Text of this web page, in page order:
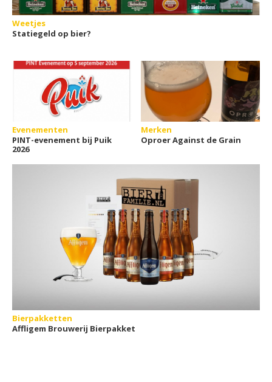
Weetjes
Statiegeld op bier?
Evenementen
PINT-evenement bij Puik
2026
Merken
Oproer Against de Grain
Bierpakketten
Affligem Brouwerij Bierpakket